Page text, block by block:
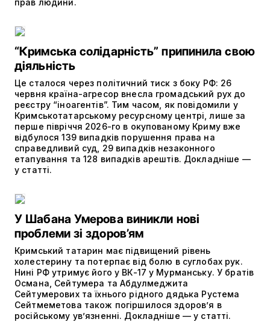
прав людини.
“Кримська солідарність” припинила свою
діяльність
Це сталося через політичний тиск з боку РФ: 26
червня країна-агресор внесла громадський рух до
реєстру “іноагентів”. Тим часом, як повідомили у
Кримськотатарському ресурсному центрі, лише за
перше півріччя 2026-го в окупованому Криму вже
відбулося 139 випадків порушення права на
справедливий суд, 29 випадків незаконного
етапування та 128 випадків арештів. Докладніше —
у статті.
У Шабана Умерова виникли нові
проблеми зі здоров’ям
Кримський татарин має підвищений рівень
холестерину та потерпає від болю в суглобах рук.
Нині РФ утримує його у ВК-17 у Мурманську. У братів
Османа, Сейтумера та Абдулмеджита
Сейтумерових та їхнього рідного дядька Рустема
Сейтмеметова також погіршилося здоров’я в
російському ув’язненні. Докладніше — у статті.